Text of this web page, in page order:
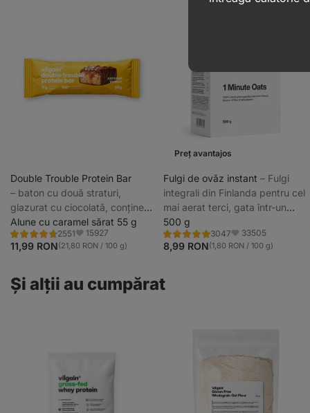
Double Trouble Protein Bar
⁠–⁠ baton cu două straturi,
glazurat cu ciocolată, conține
29% proteine de calitate, fără
conservanți și coloranți.
Alune cu caramel sărat 55 g
2551
Evaluare
4.7/5,
2551
Favorite
15927
11,99 RON(21,80 RON / 100 g)
Preț avantajos
Fulgi de ovăz instant ⁠–⁠ Fulgi
integrali din Finlanda pentru cel
mai aerat terci, gata într-un
minut
500 g
3047
Evaluare
4.9/5,
3047
Favorite
33505
8,99 RON(1,80 RON / 100 g)
Şi alții au cumpărat